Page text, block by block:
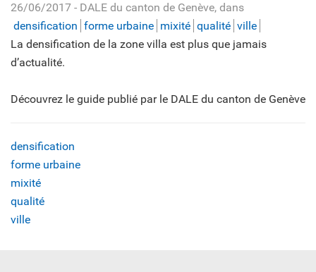
26/06/2017 - DALE du canton de Genève, dans
densification forme urbaine mixité qualité ville
La densification de la zone villa est plus que jamais
d’actualité.
Découvrez le guide publié par le DALE du canton de Genève
densification
forme urbaine
mixité
qualité
ville